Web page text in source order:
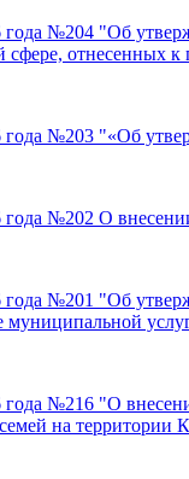
№204 "Об
сфере, отнесенных
№203 "«Об
№202 О
№201 "Об
№216 "О
на территории